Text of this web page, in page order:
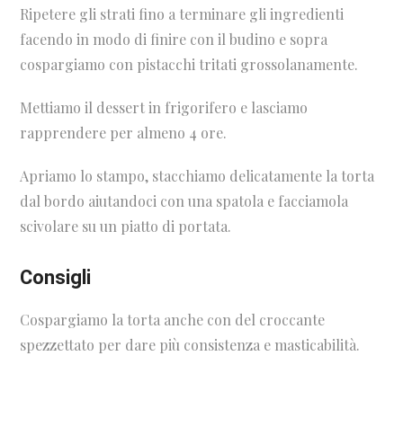
Ripetere gli strati fino a terminare gli ingredienti
facendo in modo di finire con il budino e sopra
cospargiamo con pistacchi tritati grossolanamente.
Mettiamo il dessert in frigorifero e lasciamo
rapprendere per almeno 4 ore.
Apriamo lo stampo, stacchiamo delicatamente la torta
dal bordo aiutandoci con una spatola e facciamola
scivolare su un piatto di portata.
Consigli
Cospargiamo la torta anche con del croccante
spezzettato per dare più consistenza e masticabilità.